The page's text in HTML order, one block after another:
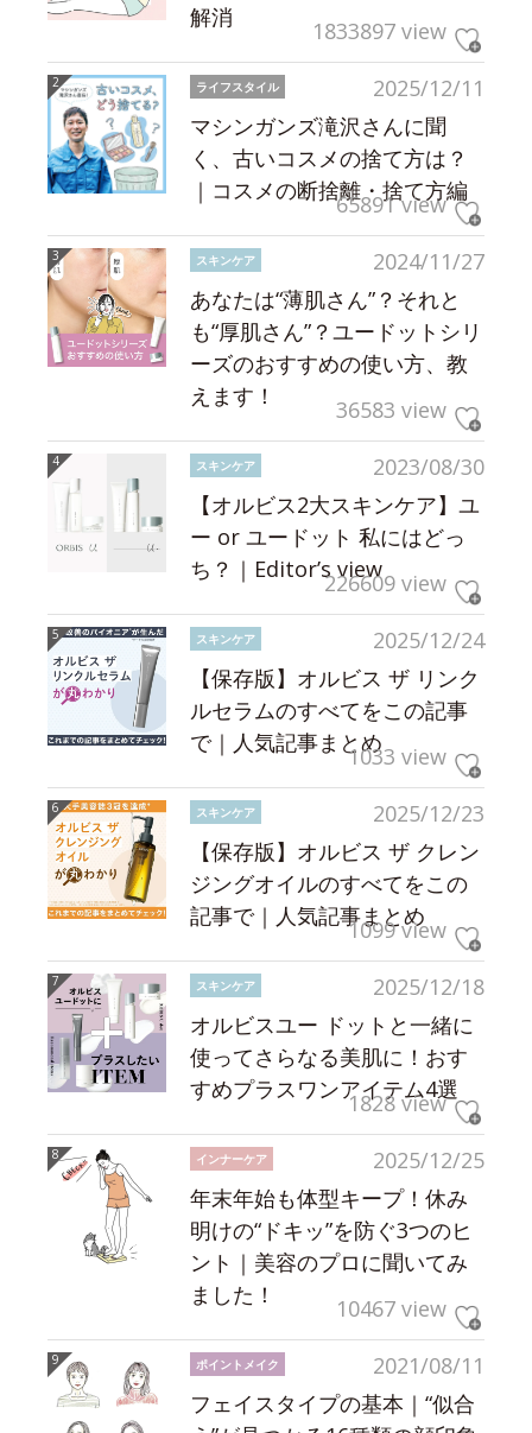
解消
1833897 view
2025/12/11
ライフスタイル
マシンガンズ滝沢さんに聞
く、古いコスメの捨て方は？
｜コスメの断捨離・捨て方編
65891 view
2024/11/27
スキンケア
あなたは“薄肌さん”？それと
も“厚肌さん”？ユードットシリ
ーズのおすすめの使い方、教
えます！
36583 view
2023/08/30
スキンケア
【オルビス2大スキンケア】ユ
ー or ユードット 私にはどっ
ち？｜Editor’s view226609 view
2025/12/24
スキンケア
【保存版】オルビス ザ リンク
ルセラムのすべてをこの記事
で｜人気記事まとめ1033 view
2025/12/23
スキンケア
【保存版】オルビス ザ クレン
ジングオイルのすべてをこの
記事で｜人気記事まとめ
1099 view
2025/12/18
スキンケア
オルビスユー ドットと一緒に
使ってさらなる美肌に！おす
すめプラスワンアイテム4選
1828 view
2025/12/25
インナーケア
年末年始も体型キープ！休み
明けの“ドキッ”を防ぐ3つのヒ
ント｜美容のプロに聞いてみ
ました！
10467 view
2021/08/11
ポイントメイク
フェイスタイプの基本｜“似合